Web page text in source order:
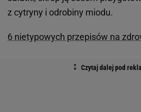
z cytryny i odrobiny miodu.
6 nietypowych przepisów na